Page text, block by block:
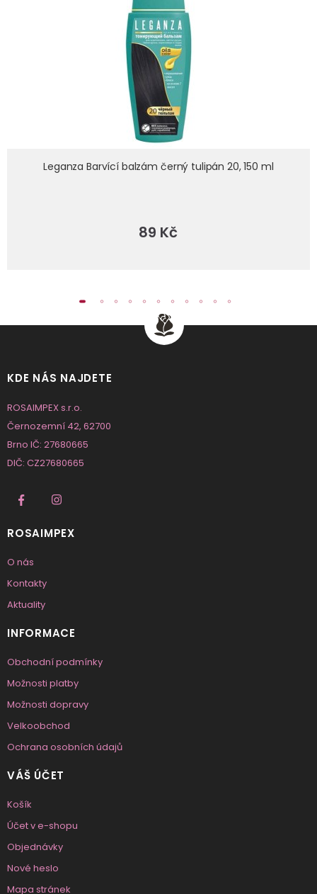
Leganza Barvící balzám černý tulipán 20, 150 ml
89 Kč
KDE NÁS NAJDETE
ROSAIMPEX s.r.o.
Černozemní 42, 62700
Brno IČ: 27680665
DIČ: CZ27680665
ROSAIMPEX
O nás
Kontakty
Aktuality
INFORMACE
Obchodní podmínky
Možnosti platby
Možnosti dopravy
Velkoobchod
Ochrana osobních údajů
VÁŠ ÚČET
Košík
Účet v e-shopu
Objednávky
Nové heslo
Mapa stránek